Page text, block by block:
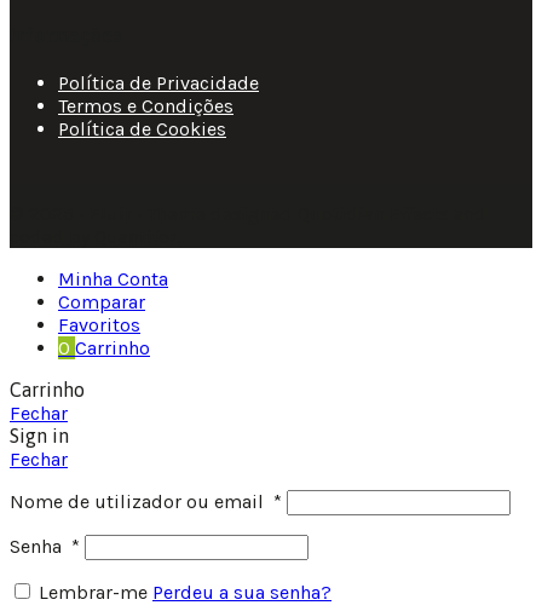
Política de Privacidade
Termos e Condições
Política de Cookies
Minha Conta
Comparar
Favoritos
0 Carrinho
Carrinho
Fechar
Sign in
Fechar
Nome de utilizador ou email *
Senha *
Lembrar-me Perdeu a sua senha?